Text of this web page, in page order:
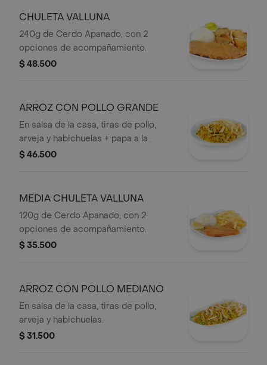
CHULETA VALLUNA
240g de Cerdo Apanado, con 2
opciones de acompañamiento.
$ 48.500
ARROZ CON POLLO GRANDE
En salsa de la casa, tiras de pollo,
arveja y habichuelas + papa a la
francesa.
$ 46.500
MEDIA CHULETA VALLUNA
120g de Cerdo Apanado, con 2
opciones de acompañamiento.
$ 35.500
ARROZ CON POLLO MEDIANO
En salsa de la casa, tiras de pollo,
arveja y habichuelas.
$ 31.500